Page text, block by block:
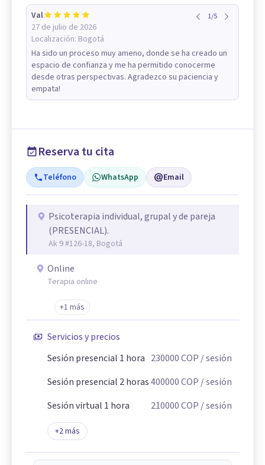
Val
27 de julio de 2026
Localización: Bogotá
1/5
Ha sido un proceso muy ameno, donde se ha creado un
espacio de confianza y me ha permitido conocerme
desde otras perspectivas. Agradezco su paciencia y
empata!
Reserva tu cita
Teléfono WhatsApp Email
Psicoterapia individual, grupal y de pareja
(PRESENCIAL).
Ak 9 #126-18, Bogotá
Online
Terapia online
+1 más
Servicios y precios
Sesión presencial 1 hora 230000COP / sesión
Sesión presencial 2 horas400000COP / sesión
Sesión virtual 1 hora
210000COP / sesión
+2más